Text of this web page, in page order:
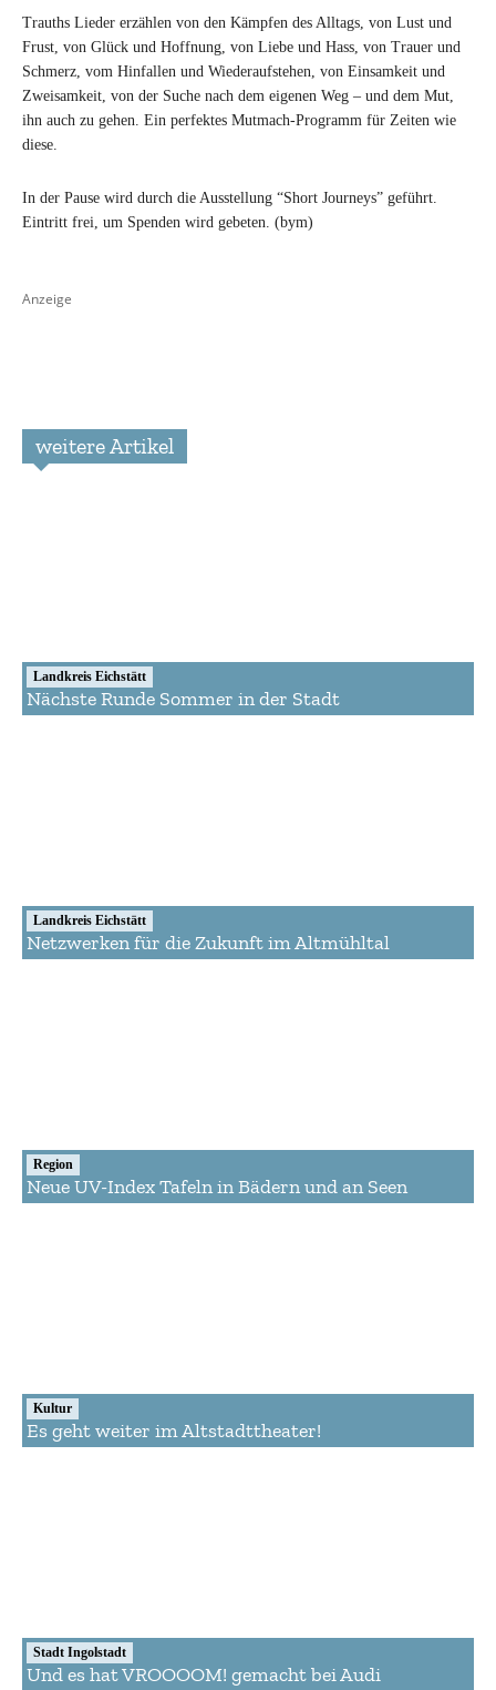
weitere Artikel
Landkreis Eichstätt
Nächste Runde Sommer in der Stadt
Landkreis Eichstätt
Netzwerken für die Zukunft im Altmühltal
Region
Neue UV-Index Tafeln in Bädern und an Seen
Kultur
Es geht weiter im Altstadttheater!
Stadt Ingolstadt
Und es hat VROOOOM! gemacht bei Audi
Trauths Lieder erzählen von den Kämpfen des Alltags, von Lust und
Frust, von Glück und Hoffnung, von Liebe und Hass, von Trauer und
Schmerz, vom Hinfallen und Wiederaufstehen, von Einsamkeit und
Zweisamkeit, von der Suche nach dem eigenen Weg – und dem Mut,
ihn auch zu gehen. Ein perfektes Mutmach-Programm für Zeiten wie
diese.
In der Pause wird durch die Ausstellung “Short Journeys” geführt.
Eintritt frei, um Spenden wird gebeten. (bym)
Anzeige